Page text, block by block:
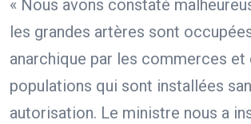
« Nous avons constaté
les grandes artères sont
anarchique par les commerces et
populations qui sont installées
autorisation. Le ministre nous a